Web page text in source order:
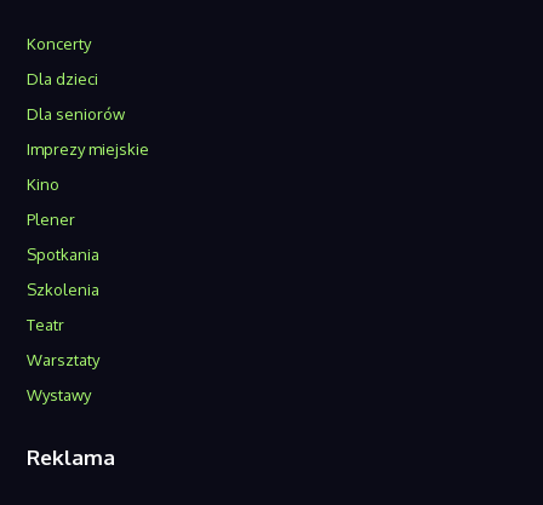
Koncerty
Dla dzieci
Dla seniorów
Imprezy miejskie
Kino
Plener
Spotkania
Szkolenia
Teatr
Warsztaty
Wystawy
Reklama